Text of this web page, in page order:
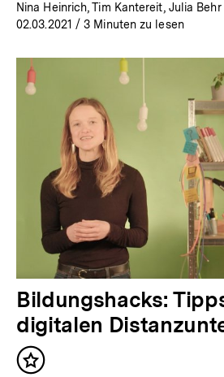
Nina Heinrich, Tim Kantereit, Julia Behr
02.03.2021 / 3 Minuten zu lesen
Bildungshacks:
digitalen
Inhalt